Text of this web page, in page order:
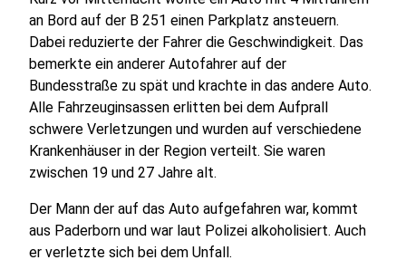
an Bord auf der B 251 einen Parkplatz ansteuern.
Dabei reduzierte der Fahrer die Geschwindigkeit. Das
bemerkte ein anderer Autofahrer auf der
Bundesstraße zu spät und krachte in das andere Auto.
Alle Fahrzeuginsassen erlitten bei dem Aufprall
schwere Verletzungen und wurden auf verschiedene
Krankenhäuser in der Region verteilt. Sie waren
zwischen 19 und 27 Jahre alt.
Der Mann der auf das Auto aufgefahren war, kommt
aus Paderborn und war laut Polizei alkoholisiert. Auch
er verletzte sich bei dem Unfall.